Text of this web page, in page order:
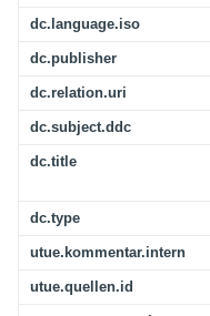
dc.language.iso
dc.publisher
dc.relation.uri
dc.subject.ddc
dc.title
dc.type
utue.kommentar.intern
utue.quellen.id